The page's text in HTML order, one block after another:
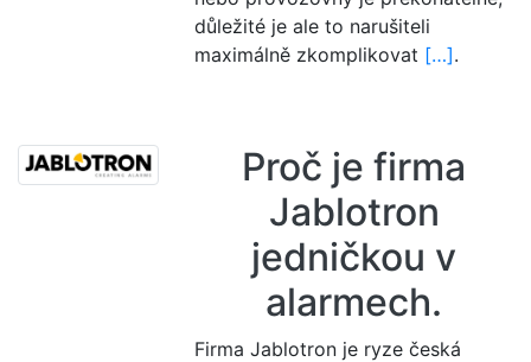
důležité je ale to narušiteli
maximálně zkomplikovat […].
Proč je firma
Jablotron
jedničkou v
alarmech.
Firma Jablotron je ryze česká